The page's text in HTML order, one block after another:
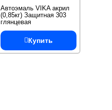
Автоэмаль VIKA акрил
(0,85кг) Защитная 303
глянцевая
(быстросохнующая)
Купить